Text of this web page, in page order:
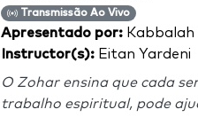
Transmissão Ao Vivo
Apresentado por:
Instructor(s): Eitan Yardeni
O Zohar ensina que cada
trabalho espiritual, pode